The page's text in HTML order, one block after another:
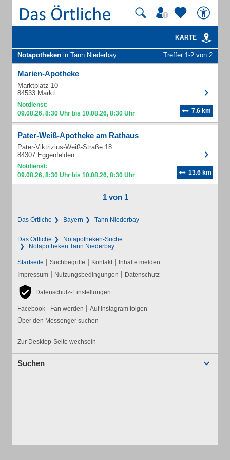
KARTE
Notapotheken in Tann Niederbay Treffer 1-2 von 2
Marien-Apotheke
Marktplatz 10
84533 Marktl
Notdienst:
09.08.26, 8:30 Uhr bis 10.08.26, 8:30 Uhr
7.6 km
Pater-Weiß-Apotheke am Rathaus
Pater-Viktrizius-Weiß-Straße 18
84307 Eggenfelden
Notdienst:
09.08.26, 8:30 Uhr bis 10.08.26, 8:30 Uhr
13.6 km
1 von 1
Das Örtliche Bayern Tann Niederbay
Das Örtliche
Notapotheken-Suche
Notapotheken Tann Niederbay
Startseite | Suchbegriffe | Kontakt | Inhalte melden
Impressum | Nutzungsbedingungen | Datenschutz
Datenschutz-Einstellungen
Facebook - Fan werden | Auf Instagram folgen
Über den Messenger suchen
Zur Desktop-Seite wechseln
Suchen